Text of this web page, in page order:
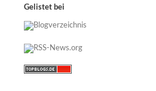
Gelistet bei